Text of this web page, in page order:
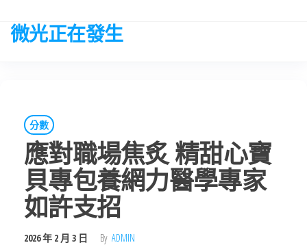
微光正在發生
分數
應對職場焦炙 精甜心寶
貝專包養網力醫學專家
如許支招
2026 年 2 月 3 日 By ADMIN